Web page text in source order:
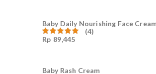
Baby Daily Nourishing Face
Dinilai5.00
(4)
Rp 89,445
Baby Rash Cream